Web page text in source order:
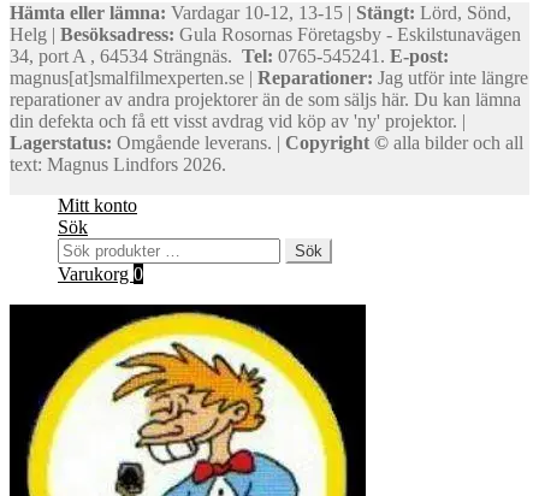
Hämta eller lämna: Vardagar 10-12, 13-15 | Stängt: Lörd, Sönd,
Helg | Besöksadress: Gula Rosornas Företagsby - Eskilstunavägen
34, port A , 64534 Strängnäs. Tel: 0765-545241. E-post:
magnus[at]smalfilmexperten.se | Reparationer: Jag utför inte längre
reparationer av andra projektorer än de som säljs här. Du kan lämna
din defekta och få ett visst avdrag vid köp av 'ny' projektor. |
Lagerstatus: Omgående leverans. | Copyright © alla bilder och all
text: Magnus Lindfors 2026.
Mitt konto
Sök
Sök
efter:
Sök
Varukorg 0